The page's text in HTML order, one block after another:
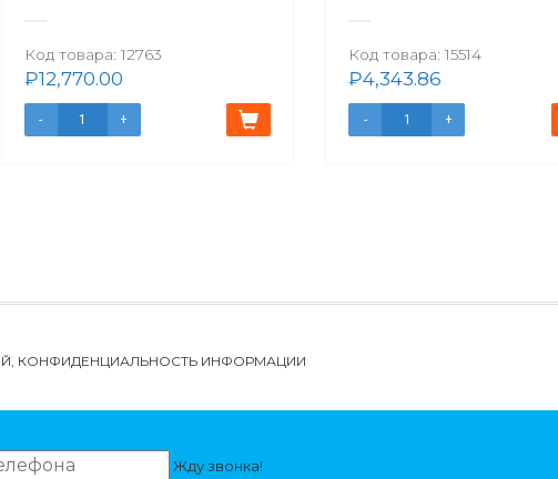
Код товара: 12763
₽12,770.00
Код товара: 15514
₽4,343.86
КОНФИДЕНЦИАЛЬНОСТЬ ИНФОРМАЦИИ
Жду звонка!